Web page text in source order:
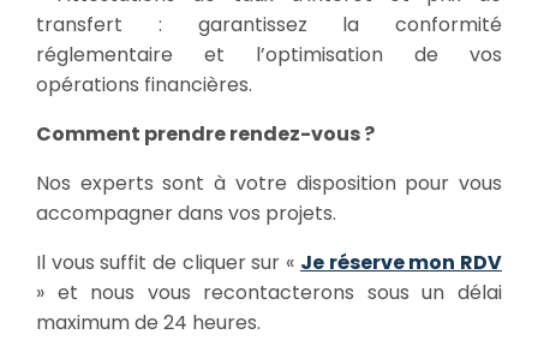
transfert : garantissez la conformité
réglementaire et l’optimisation de vos
opérations financières.
Comment prendre rendez-vous ?
Nos experts sont à votre disposition pour vous
accompagner dans vos projets.
Il vous suffit de cliquer sur « Je réserve mon RDV
» et nous vous recontacterons sous un délai
maximum de 24 heures.